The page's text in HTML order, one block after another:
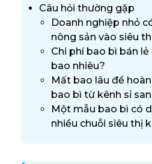
Câu hỏi thường gặp
Doanh nghiệp nhỏ
nông sản vào siêu
Chi phí bao bì bán
bao nhiêu?
Mất bao lâu để
bao bì từ kênh sỉ
Một mẫu bao bì có
nhiều chuỗi siêu thị